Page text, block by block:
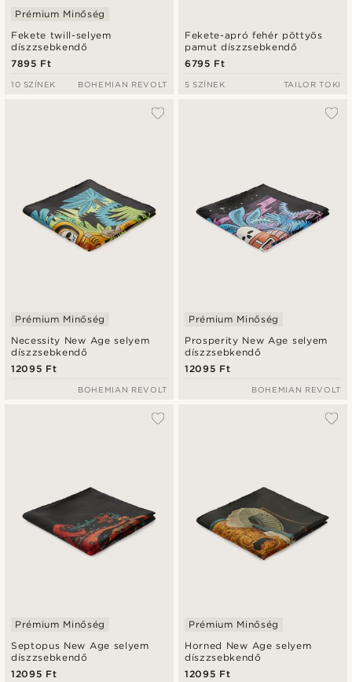
Fekete twill-selyem
díszzsebkendő
Prémium Minőség
7895 Ft
10 SZÍNEK BOHEMIAN REVOLT
Fekete-apró fehér pöttyös
pamut díszzsebkendő
6795 Ft
5 SZÍNEK TAILOR TOKI
Necessity New Age selyem
díszzsebkendő
Prémium Minőség
12095 Ft
BOHEMIAN REVOLT
Prosperity New Age selyem
díszzsebkendő
Prémium Minőség
12095 Ft
BOHEMIAN REVOLT
Septopus New Age selyem
díszzsebkendő
Prémium Minőség
12095 Ft
Horned New Age selyem
díszzsebkendő
Prémium Minőség
12095 Ft